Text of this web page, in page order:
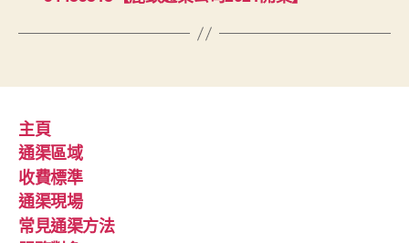
主頁
通渠區域
收費標準
通渠現場
常見通渠方法